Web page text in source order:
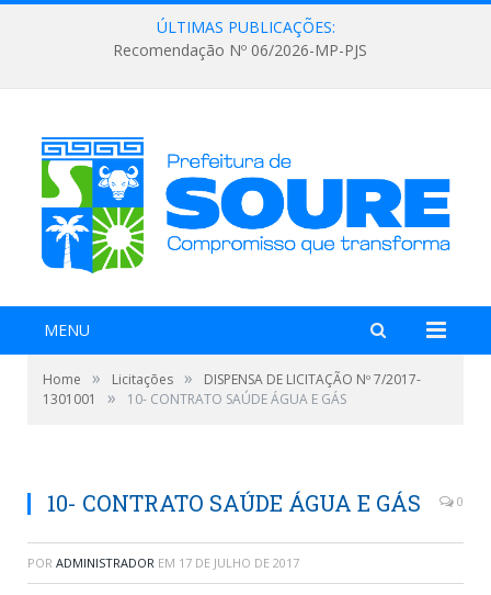
ÚLTIMAS PUBLICAÇÕES:
Recomendação Nº 06/2026-MP-PJS
MENU
Home » Licitações »
DISPENSA DE LICITAÇÃO Nº 7/2017-
1301001
» 10- CONTRATO SAÚDE ÁGUA E GÁS
10- CONTRATO SAÚDE ÁGUA E GÁS 0
POR ADMINISTRADOR EM 17 DE JULHO DE 2017